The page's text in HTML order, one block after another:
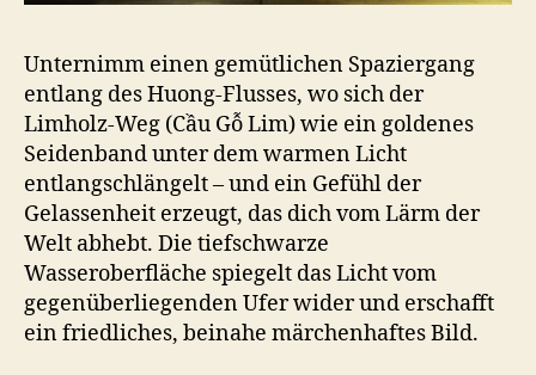
Unternimm einen gemütlichen Spaziergang
entlang des Huong-Flusses, wo sich der
Limholz-Weg (Cầu Gỗ Lim) wie ein goldenes
Seidenband unter dem warmen Licht
entlangschlängelt – und ein Gefühl der
Gelassenheit erzeugt, das dich vom Lärm der
Welt abhebt. Die tiefschwarze
Wasseroberfläche spiegelt das Licht vom
gegenüberliegenden Ufer wider und erschafft
ein friedliches, beinahe märchenhaftes Bild.